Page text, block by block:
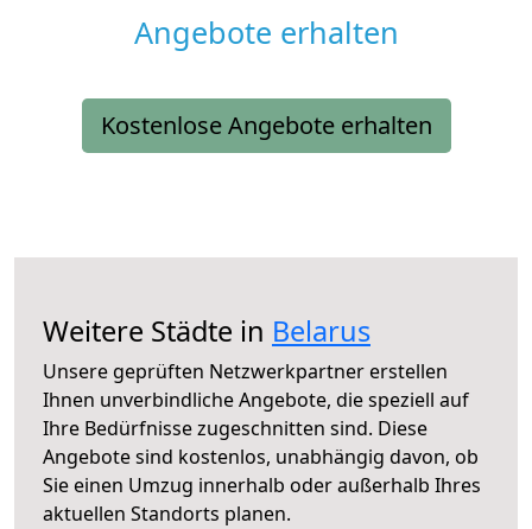
Angebote erhalten
Kostenlose Angebote erhalten
Weitere Städte in Belarus
Unsere geprüften Netzwerkpartner erstellen
Ihnen unverbindliche Angebote, die speziell auf
Ihre Bedürfnisse zugeschnitten sind. Diese
Angebote sind kostenlos, unabhängig davon, ob
Sie einen Umzug innerhalb oder außerhalb Ihres
aktuellen Standorts planen.